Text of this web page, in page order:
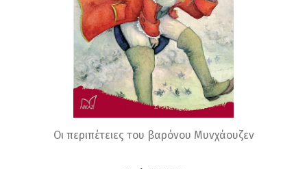
Οι περιπέτειες του βαρόνου Μυνχάουζεν